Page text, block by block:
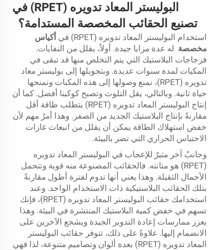
البوليستر المعاد تدويره (RPET) في
تصنيع الحقائب المخصصة المستدامة؟
استخدام البوليستر المعاد تدويره (RPET) في
أكياس
مخصصة له عدة مزايا جيدة. أولاً، يقلل من النفايات.
فزجاجات البلاستيك التي يتم التخلص منها قد تبقى في
المكبات لمدة سنوات عديدة. وبتحويلها إلى بوليستر معاد
تدويره (RPET)، نمنع وصولها إلى هذه المكبات ونمنحها
حياة ثانية. وبالتالي، يقل التلوث وتصبح كوكبنا أفضل. كما أن
إنتاج البوليستر المعاد تدويره (RPET) يتطلب طاقة أقل
مقارنةً بإنتاج البلاستيك الجديد من الصفر. وهذا أمرٌ مهم لأن
خفض استهلاك الطاقة يمكن أن يقلل من انبعاث غازات
الاحتباس الحراري التي تضر بالبيئة.
وجانبٌ آخر مثيرٌ للإعجاب في البوليستر المعاد تدويره
(RPET) هو متانته. فالحقائب المصنوعة منه قوية وتتحمل
الأحمال الثقيلة. وهذا يعني أنها تدوم لفترة أطول مقارنةً
بتلك الحقائب البلاستيكية ذات الاستخدام الواحد. وعند
استخدامك حقائب البوليستر المعاد تدويره (RPET)، فإنك
تسهم في خفض كمية البلاستيك المنتشرة في البيئة. وهذا
يعزز ممارسات إعادة التدوير الجيدة ويشجع الآخرين على
الانضمام إليها. علاوةً على ذلك، تتوفر حقائب البوليستر
المعاد تدويره (RPET) بعدة ألوان وتصاميم متنوعة، لذا فهي